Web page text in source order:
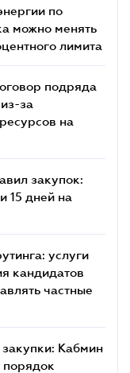
по
можно менять
лимита
подряда
за
на
закупок:
15 дней на
услуги
кандидатов
частные
Кабмин
порядок